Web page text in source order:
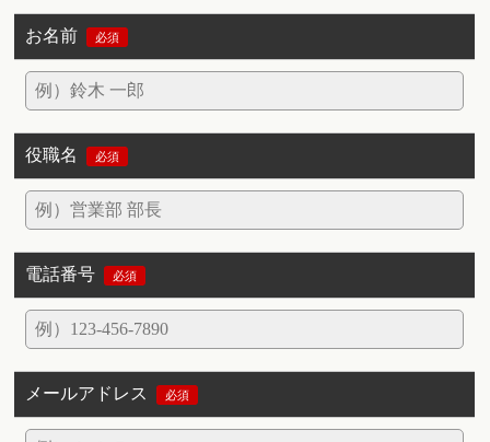
お名前 必須
役職名 必須
電話番号 必須
メールアドレス 必須